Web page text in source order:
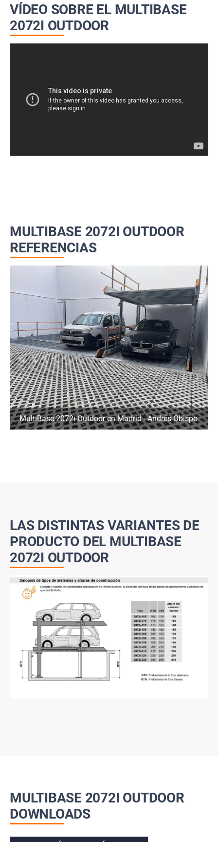
VÍDEO SOBRE EL MULTIBASE
2072I OUTDOOR
MULTIBASE 2072I OUTDOOR
REFERENCIAS
MultiBase 2072i Outdoor en Madrid - Andrés Obispo
LAS DISTINTAS VARIANTES DE
PRODUCTO DEL MULTIBASE
2072I OUTDOOR
MULTIBASE 2072I OUTDOOR
DOWNLOADS